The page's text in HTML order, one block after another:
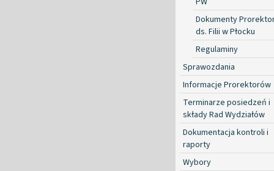
Dokumenty
ds. Filii w Płocku
Regulaminy
Sprawozdania
Informacje Prorektorów
Terminarze posiedzeń i
składy Rad Wydziałów
Dokumentacja kontroli i
raporty
Wybory